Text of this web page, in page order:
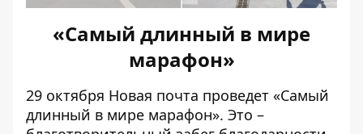
«Самый длинный в мире
марафон»
29 октября Новая почта проведет «Самый
длинный в мире марафон». Это –